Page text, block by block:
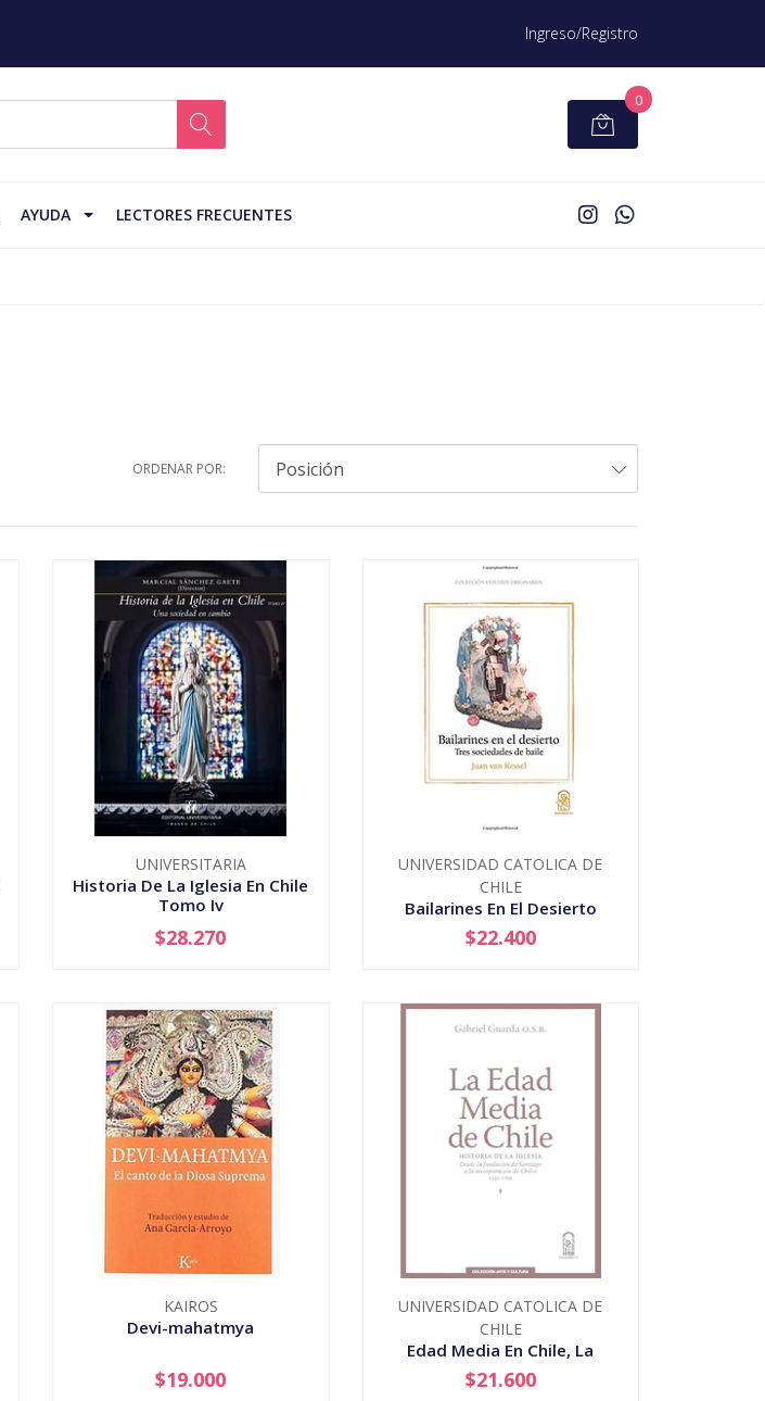
Ingreso/Registro
0
AYUDA LECTORES FRECUENTES
ORDENAR POR:
UNIVERSITARIA
Historia De La Iglesia En Chile
Tomo Iv
+
$28.270
UNIVERSIDAD CATOLICA DE
CHILE
Bailarines En El Desierto
+
$22.400
KAIROS
Devi-mahatmya
+
$19.000
UNIVERSIDAD CATOLICA DE
CHILE
Edad Media En Chile, La
AGOTADO
$21.600